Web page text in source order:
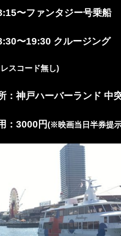
〜ファンタジー号乗船
〜19:30 クルージング
スコード無し)
：神戸ハーバーランド 中
：3000円(※映画当日半券提